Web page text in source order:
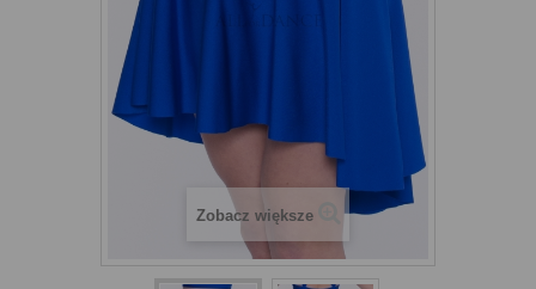
Zobacz większe